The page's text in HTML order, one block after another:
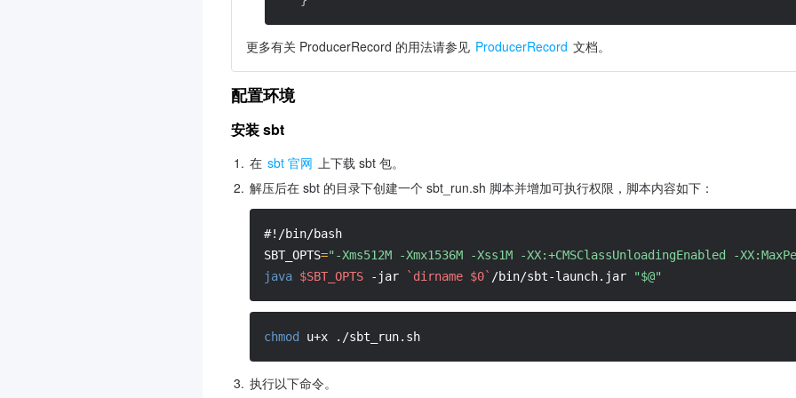
更多有关 ProducerRecord 的用法请参见 ProducerRecord 文档。
配置环境
安装 sbt
1. 在 sbt 官网
上下载 sbt 包。
2. 解压后在 sbt 的目录下创建一个 sbt_run.sh 脚本并增加可执行权限，脚本内容如下：
#!/bin/bash
SBT_OPTS="-Xms512M -Xmx1536M -Xss1M -XX:+CMSClassUnloadingEnabled -
java $SBT_OPTS -jar `dirname $0` /bin/sbt-launch.jar "$@"
chmod u+x ./sbt_run.sh
3. 执行以下命令。